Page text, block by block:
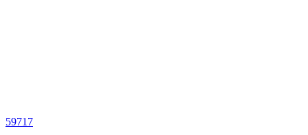
59717